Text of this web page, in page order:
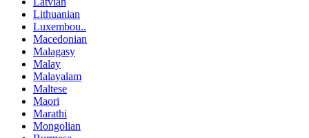
Lithuanian
Luxembou..
Macedonian
Malagasy
Malay
Malayalam
Maltese
Maori
Marathi
Mongolian